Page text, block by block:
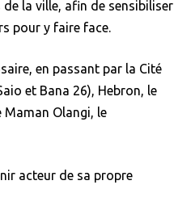
la ville, afin de sensibiliser
pour y faire face.
en passant par la Cité
et Bana 26), Hebron, le
Maman Olangi, le
acteur de sa propre